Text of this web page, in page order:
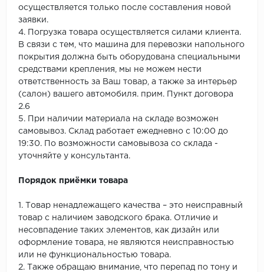
осуществляется только после составления новой
заявки.
4. Погрузка товара осуществляется силами клиента.
В связи с тем, что машина для перевозки напольного
покрытия должна быть оборудована специальными
средствами крепления, мы не можем нести
ответственность за Ваш товар, а также за интерьер
(салон) вашего автомобиля. прим. Пункт договора
2.6
5. При наличии материала на складе возможен
самовывоз. Склад работает ежедневно с 10:00 до
19:30. По возможности самовывоза со склада -
уточняйте у консультанта.
Порядок приёмки товара
1. Товар ненадлежащего качества – это неисправный
товар с наличием заводского брака. Отличие и
несовпадение таких элементов, как дизайн или
оформление товара, не являются неисправностью
или не функциональностью товара.
2. Также обращаю внимание, что перепад по тону и